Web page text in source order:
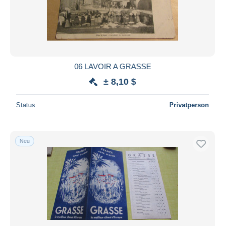
Banküberweisung
Visa
Mastercard
Wohnsitz des Verkäufers
Übernehmen
06 LAVOIR A GRASSE
± 8,10 $
Status Privatperson
Neu